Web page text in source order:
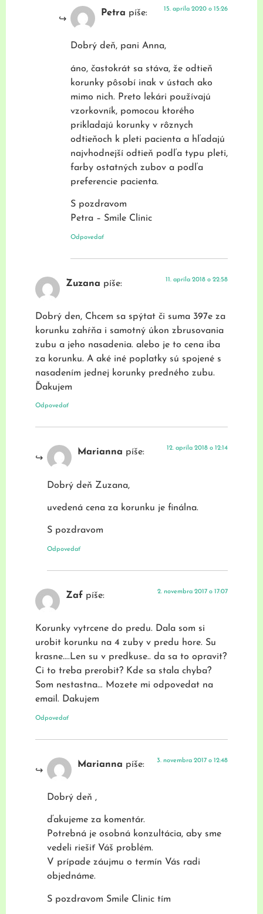
Petra píše: 15. apríla 2020 o 15:26
Dobrý deň, pani Anna,
áno, častokrát sa stáva, že odtieň
korunky pôsobí inak v ústach ako
mimo nich. Preto lekári používajú
vzorkovník, pomocou ktorého
prikladajú korunky v rôznych
odtieňoch k pleti pacienta a hľadajú
najvhodnejší odtieň podľa typu pleti,
farby ostatných zubov a podľa
preferencie pacienta.
S pozdravom
Petra – Smile Clinic
Odpovedať
Zuzana píše: 11. apríla 2018 o 22:58
Dobrý den, Chcem sa spýtat či suma 397e za
korunku zahŕňa i samotný úkon zbrusovania
zubu a jeho nasadenia. alebo je to cena iba
za korunku. A aké iné poplatky sú spojené s
nasadením jednej korunky predného zubu.
Ďakujem
Odpovedať
Marianna píše: 12. apríla 2018 o 12:14
Dobrý deň Zuzana,
uvedená cena za korunku je finálna.
S pozdravom
Odpovedať
Zaf píše: 2. novembra 2017 o 17:07
Korunky vytrcene do predu. Dala som si
urobit korunku na 4 zuby v predu hore. Su
krasne….Len su v predkuse.. da sa to opravit?
Ci to treba prerobit? Kde sa stala chyba?
Som nestastna… Mozete mi odpovedat na
email. Dakujem
Odpovedať
Marianna píše: 3. novembra 2017 o 12:48
Dobrý deň ,
ďakujeme za komentár.
Potrebná je osobná konzultácia, aby sme
vedeli riešiť Váš problém.
V prípade záujmu o termín Vás radi
objednáme.
S pozdravom Smile Clinic tím